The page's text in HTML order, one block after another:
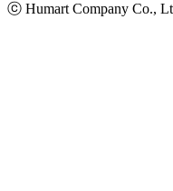
ⓒ Humart Company Co.,